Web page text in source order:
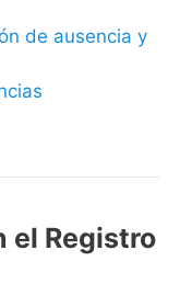
de ausencia y
el Registro